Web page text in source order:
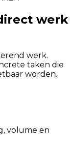
werk
werk.
taken die
worden.
volume en